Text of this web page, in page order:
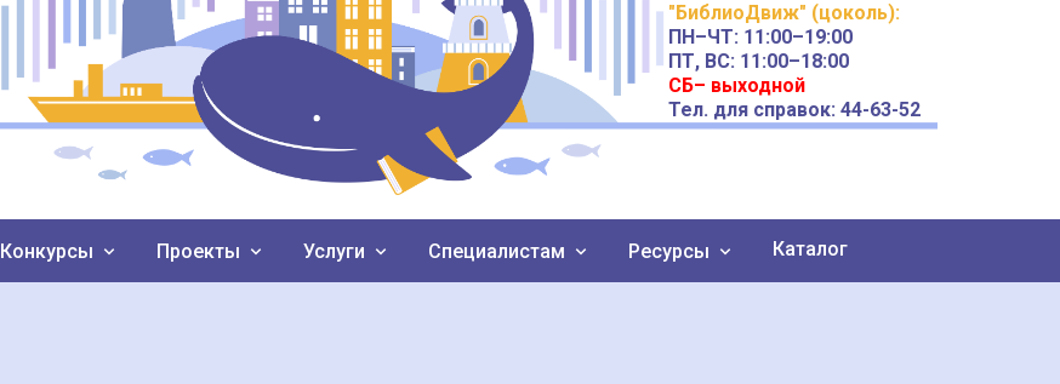
"БиблиоДвиж" (цоколь):
ПН–ЧТ: 11:00–19:00
ПТ, ВС: 11:00–18:00
СБ– выходной
Тел. для справок: 44-63-52
Конкурсы Проекты Услуги Специалистам Ресурсы Каталог